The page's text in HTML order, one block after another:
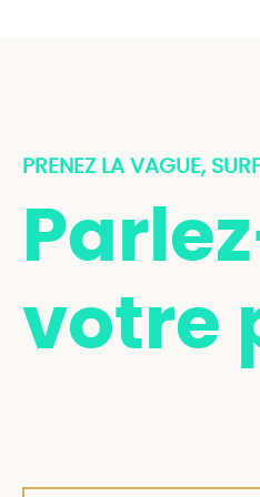
PRENEZ LA VAGUE,
votre